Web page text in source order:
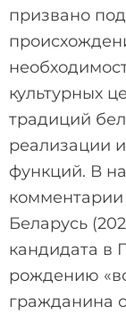
призвано
культурных
традиций
реализации
функций. В
комментарии
Беларусь
кандидата в
рождению
гражданина